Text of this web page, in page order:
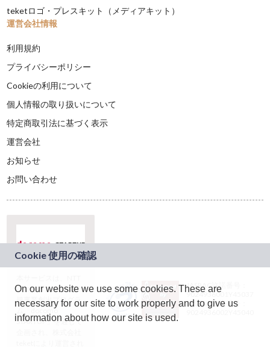
teketロゴ・プレスキット（メディアキット）
運営会社情報
利用規約
プライバシーポリシー
Cookieの利用について
個人情報の取り扱いについて
特定商取引法に基づく表示
運営会社
お知らせ
お問い合わせ
ドコモグループの新
規事業創出プログラ
ム「docomo
STARTUP」を通じて
JASRAC許諾番号：
9024936001Y45037
JASRAC許諾番号：
On our website we use some cookies. These are
necessary for our site to work properly and to give us
information about how our site is used.